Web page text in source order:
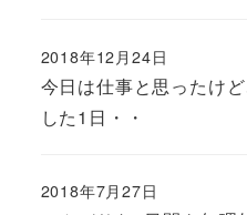
今日は仕事と思ったけ
した1日・・
2018年12月24日
2018年7月27日